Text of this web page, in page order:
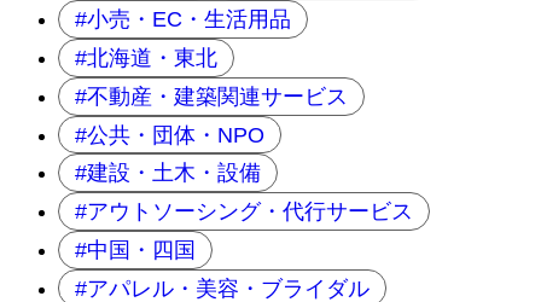
小売・EC・生活用品
北海道・東北
不動産・建築関連サービス
公共・団体・NPO
建設・土木・設備
アウトソーシング・代行サービス
中国・四国
アパレル・美容・ブライダル